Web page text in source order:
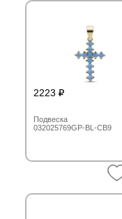
2223
Подвеска
032025769GP-BL-CB9